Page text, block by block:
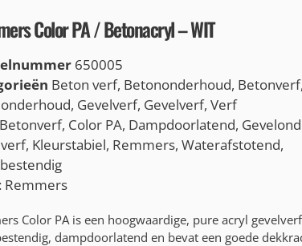
Color PA / Betonacryl – WIT
650005
Beton verf, Betononderhoud, Betonverf,
, Gevelverf, Gevelverf, Verf
Betonverf, Color PA, Dampdoorlatend,
, Kleurstabiel, Remmers, Waterafstotend,
Remmers
Color PA is een hoogwaardige, pure acryl
dampdoorlatend en bevat een goede